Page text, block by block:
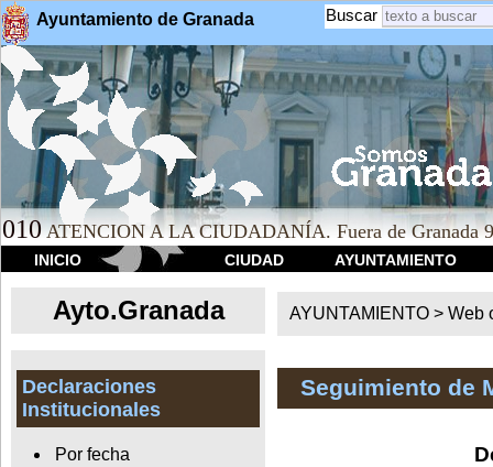
Ayuntamiento de Granada Buscar
010 ATENCION A LA CIUDADANÍA. Fuera de Granada
INICIO CIUDAD AYUNTAMIENTO
Ayto.Granada
Declaraciones
Institucionales
Por fecha
AYUNTAMIENTO > Web
Seguimiento de